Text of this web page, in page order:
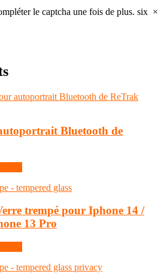
le captcha une fois de plus. six ×
Bluetooth de
trempé pour Iphone 14 /
13 Pro